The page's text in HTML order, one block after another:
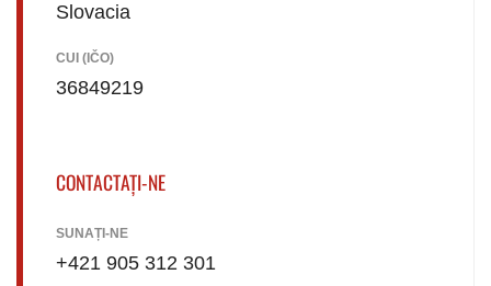
Slovacia
CUI (IČO)
36849219
CONTACTAȚI-NE
SUNAȚI-NE
+421 905 312 301